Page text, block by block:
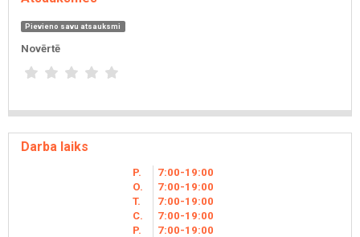
Pievieno savu atsauksmi
Novērtē
Darba laiks
P. 7 00-19 00
O.
7 00-19 00
T.
7 00-19 00
C.
7 00-19 00
P.
7 00-19 00